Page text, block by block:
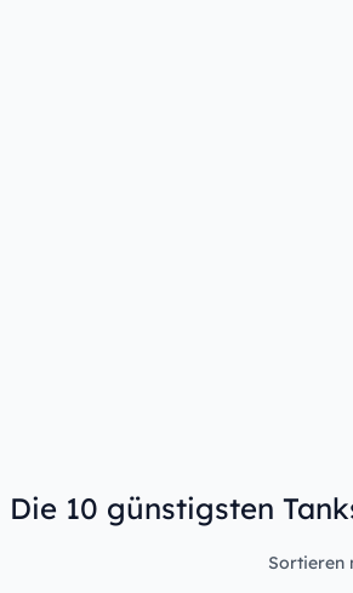
Die 10 günstigsten
Sortieren